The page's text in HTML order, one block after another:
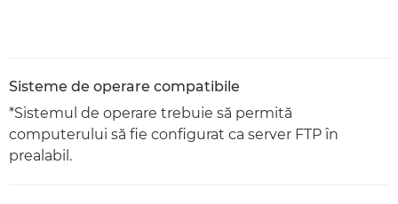
Sisteme de operare compatibile
*Sistemul de operare trebuie să permită
computerului să fie configurat ca server FTP în
prealabil.